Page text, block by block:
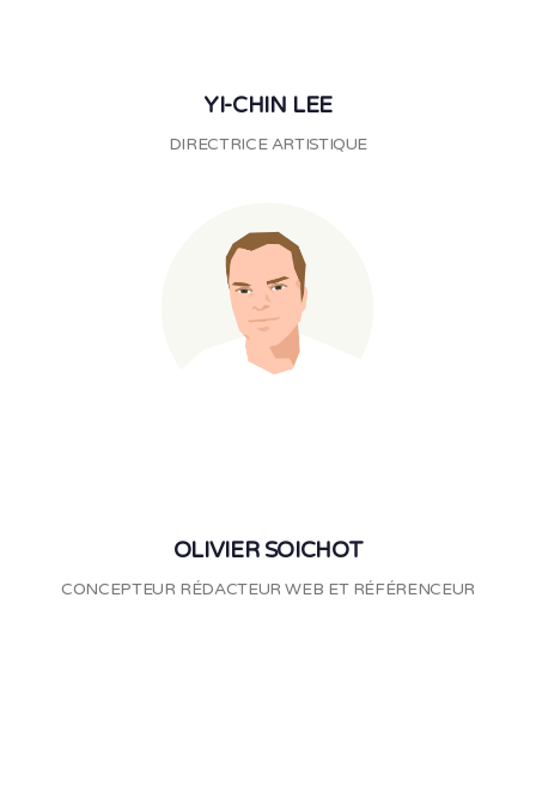
YI-CHIN LEE
DIRECTRICE ARTISTIQUE
OLIVIER SOICHOT
CONCEPTEUR RÉDACTEUR WEB ET RÉFÉRENCEUR